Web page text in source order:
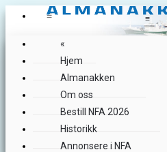
≡ ≡
«
Hjem
Almanakken
Om oss
Bestill NFA 2026
Historikk
Annonsere i NFA
«